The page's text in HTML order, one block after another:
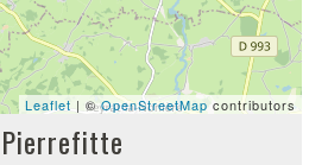
Leaflet | ©OpenStreetMap contributors
Pierrefitte